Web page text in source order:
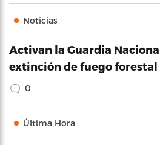
Noticias
Activan la Guardia
extinción de fuego forestal
0
Última Hora